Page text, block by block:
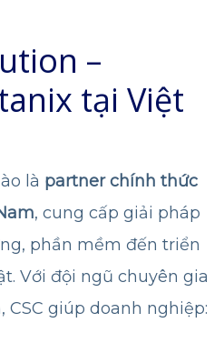
–
tại Việt
là partner chính thức
, cung cấp giải pháp
phần mềm đến triển
Với đội ngũ chuyên gia
CSC giúp doanh nghiệp: